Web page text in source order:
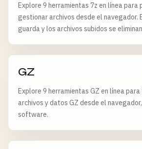
Explore 9 herramientas 7z en línea para
gestionar archivos desde el navegador.
guarda y los archivos subidos se
GZ
Explore 9 herramientas GZ en línea
archivos y datos GZ desde el
software.